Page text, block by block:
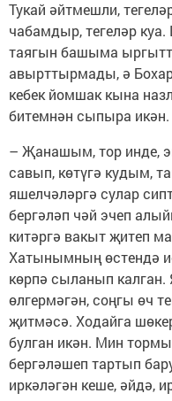
Тукай әйтмешли,
чабамдыр, тегеләр
таягын башыма
авырттырмады, ә
кебек йомшак кына
битемнән сыпыра икән.
– Җанашым, тор инде,
савып, көтүгә кудым,
яшелчәләргә сулар
бергәләп чәй эчеп
китәргә вакыт җитеп
Хатынымның өстендә
көрпә сыланып калган.
өлгермәгән, соңгы өч
җитмәсә. Ходайга
булган икән. Мин
бергәләшеп тартып
иркәләгән кеше, әйдә,